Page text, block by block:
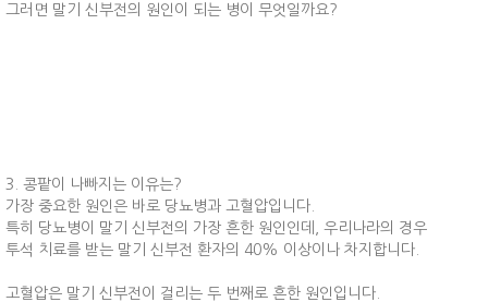
그러면 말기 신부전의 원인이 되는 병이 무엇일까요?
3. 콩팥이 나빠지는 이유는?
가장 중요한 원인은 바로 당뇨병과 고혈압입니다.
특히 당뇨병이 말기 신부전의 가장 흔한 원인인데, 우리나라의 경우
투석 치료를 받는 말기 신부전 환자의 40% 이상이나 차지합니다.
고혈압은 말기 신부전이 걸리는 두 번째로 흔한 원인입니다.